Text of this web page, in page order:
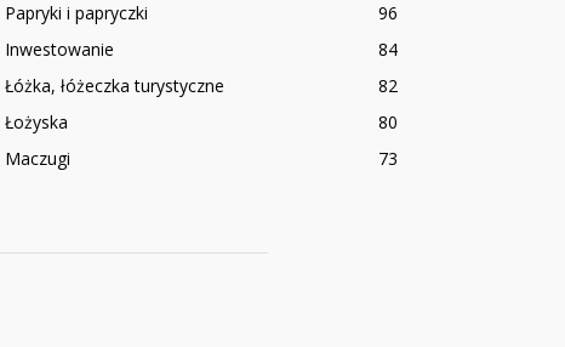
Papryki i papryczki
96
Inwestowanie
84
Łóżka, łóżeczka turystyczne
82
Łożyska
80
Maczugi
73